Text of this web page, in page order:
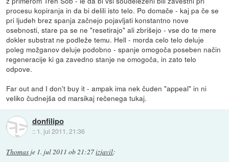
procesu kopiranja in da bi delili isto telo. Po domače - kaj pa če se
pri ljudeh brez spanja začnejo pojavljati konstantno nove
osebnosti, stare pa se ne "resetirajo" ali zbrišejo - vse do te mere
dokler substrat ne podleže temu. Hell - morda celo telo deluje
poleg možganov deluje podobno - spanje omogoča poseben način
regeneracije ki ga zavedno stanje ne omogoča, in zato telo
odpove.
Far out and I don't buy it - ampak ima nek čuden "appeal" in ni
veliko čudnejša od marsikaj rečenega tukaj.
donfilipo
:: 1. jul 2011, 21:36
Thomas je 1. jul 2011 ob 21:27izjavil: